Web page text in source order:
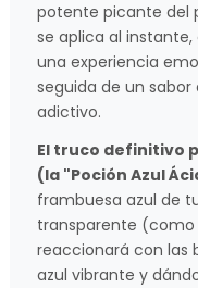
potente picante del
se aplica al
una experiencia
seguida de un
adictivo.
El truco definitivo
(la "Poción Azul
frambuesa azul de
transparente (como
reaccionará con las
azul vibrante y